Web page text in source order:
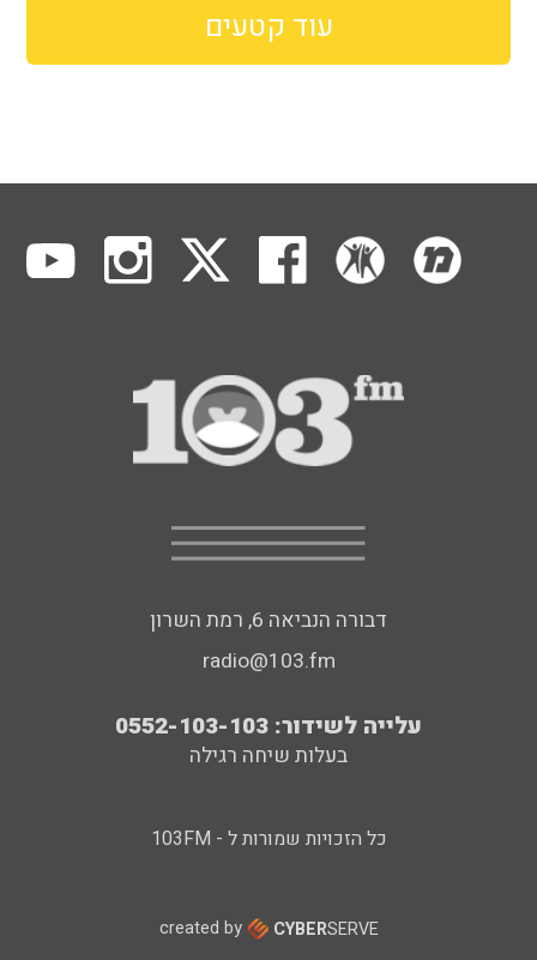
עוד קטעים
דבורה הנביאה 6, רמת השרון
radio@103.fm
עלייה לשידור: 0552-103-103
בעלות שיחה רגילה
כל הזכויות שמורות ל - 103FM
created by CYBERSERVE